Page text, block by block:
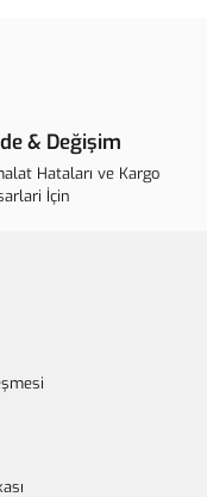
& Değişim
Hataları ve Kargo
İçin